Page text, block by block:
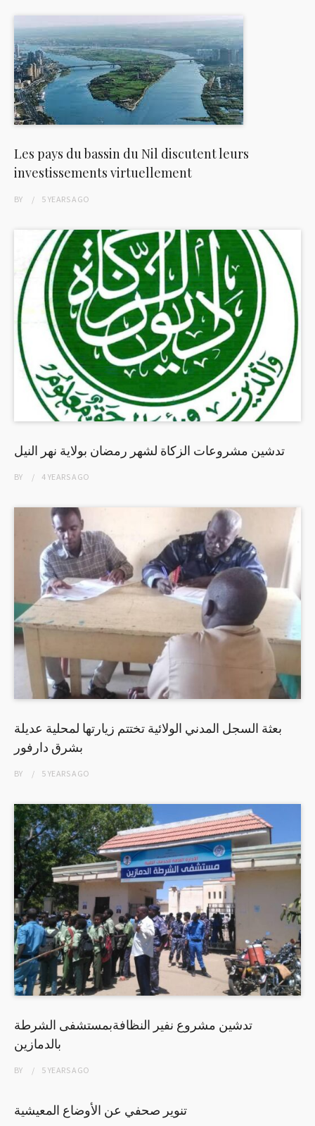
Les pays du bassin du Nil discutent leurs
investissements virtuellement
BY 5 YEARSAGO
تدشين مشروعات الزكاة لشهر رمضان بولاية نهر النيل
BY 4 YEARSAGO
بعثة السجل المدني الولائية تختتم زيارتها لمحلية عديلة
بشرق دارفور
BY 5 YEARSAGO
تدشين مشروع نفير النظافةبمستشفى الشرطة
بالدمازين
BY 5 YEARSAGO
تنوير صحفي عن الأوضاع المعيشية